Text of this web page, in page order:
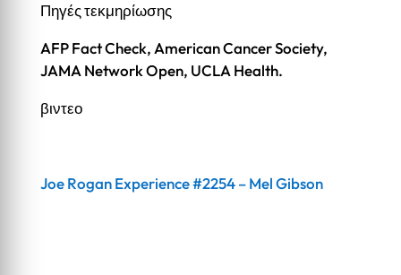
Πηγές τεκμηρίωσης
AFP Fact Check, American Cancer Society,
JAMA Network Open, UCLA Health.
βιντεο
Joe Rogan Experience #2254 – Mel Gibson